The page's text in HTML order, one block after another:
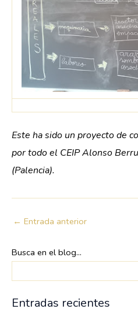
Este ha sido un proyecto de
por todo el CEIP Alonso
(Palencia).
← Entrada anterior
Busca en el blog...
Entradas recientes